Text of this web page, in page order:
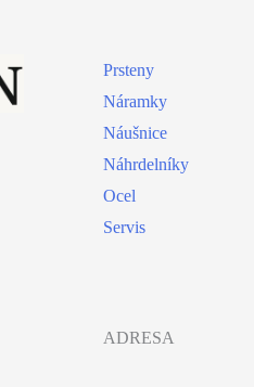
Prsteny
Náramky
Náušnice
Náhrdelníky
Ocel
Servis
ADRESA